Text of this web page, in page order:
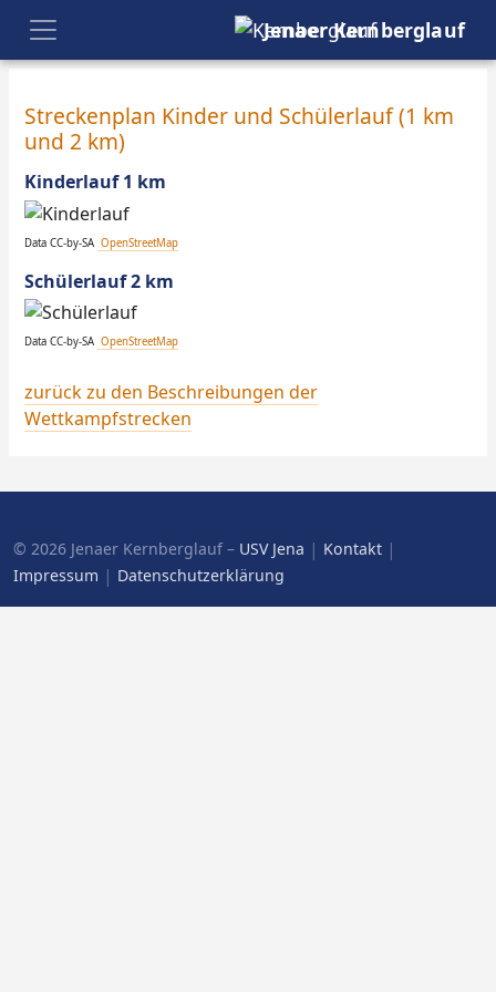
Jenaer Kernberglauf
Streckenplan Kinder und Schülerlauf (1 km
und 2 km)
Kinderlauf 1 km
Data CC-by-SA OpenStreetMap
Schülerlauf 2 km
Data CC-by-SA OpenStreetMap
zurück zu den Beschreibungen der
Wettkampfstrecken
© 2026 Jenaer Kernberglauf – USV Jena | Kontakt |
Impressum | Datenschutzerklärung